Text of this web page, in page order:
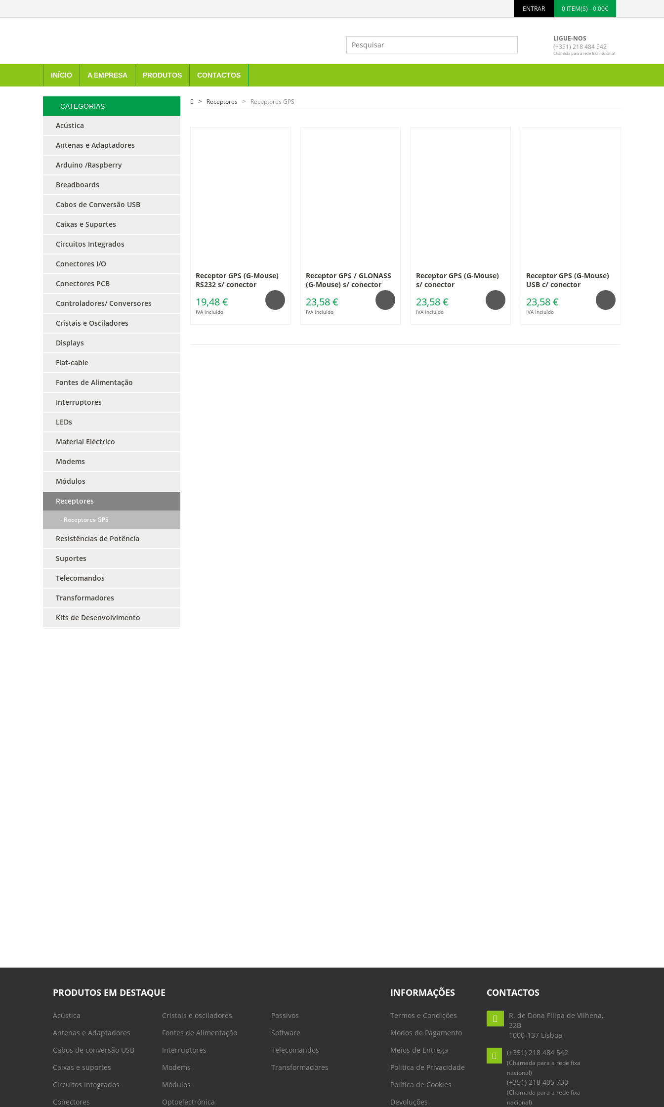
ENTRAR 0 ITEM(S) - 0.00€
LIGUE-NOS
(+351) 218 484 542
Chamada para a rede fixa nacional
INÍCIO A EMPRESA PRODUTOS CONTACTOS
CATEGORIAS
Acústica
Antenas e Adaptadores
Arduino /Raspberry
Breadboards
Cabos de Conversão USB
Caixas e Suportes
Circuitos Integrados
Conectores I/O
Conectores PCB
Controladores/ Conversores
Cristais e Osciladores
Displays
Flat-cable
Fontes de Alimentação
Interruptores
LEDs
Material Eléctrico
Modems
Módulos
Receptores
- Receptores GPS
Resistências de Potência
Suportes
Telecomandos
Transformadores
Kits de Desenvolvimento
Receptores Receptores GPS
Receptor GPS (G-Mouse)
RS232 s/ conector
19,48 €
IVA incluído
Receptor GPS / GLONASS
(G-Mouse) s/ conector
23,58 €
IVA incluído
Receptor GPS (G-Mouse)
s/ conector
23,58 €
IVA incluído
Receptor GPS (G-Mouse)
USB c/ conector
23,58 €
IVA incluído
PRODUTOS EM DESTAQUE
Acústica
Antenas e Adaptadores
Cabos de conversão USB
Caixas e suportes
Circuitos Integrados
Conectores
Cristais e osciladores
Fontes de Alimentação
Interruptores
Modems
Módulos
Optoelectrónica
Passivos
Software
Telecomandos
Transformadores
INFORMAÇÕES
Termos e Condições
Modos de Pagamento
Meios de Entrega
Politica de Privacidade
Política de Cookies
Devoluções
CONTACTOS
R. de Dona Filipa de Vilhena,
32B
1000-137 Lisboa
(+351) 218 484 542
(Chamada para a rede fixa
nacional)
(+351) 218 405 730
(Chamada para a rede fixa
nacional)